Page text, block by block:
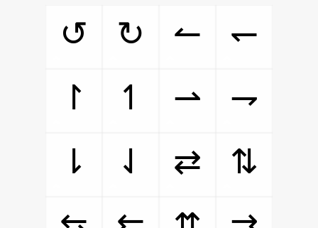
↺ ↻ ↼
↽
↾
↿ ⇀
⇁
⇂
⇃ ⇄
⇅